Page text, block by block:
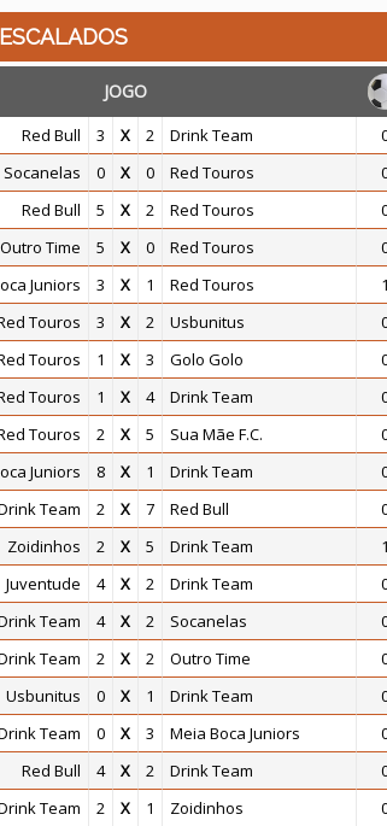
JOGO
Red Bull 3 X 2 Drink Team
Socanelas 0 X 0 Red Touros
Red Bull 5 X 2 Red Touros
Outro Time 5 X 0 Red Touros
Juniors 3 X 1 Red Touros 1
Touros 3 X 2 Usbunitus
Touros 1 X 3 Golo Golo
Touros 1 X 4 Drink Team
Touros 2 X 5 Sua Mãe F.C.
Juniors 8 X 1 Drink Team
Team 2 X 7 Red Bull
Zoidinhos 2 X 5 Drink Team 1
Juventude 4 X 2 Drink Team
Team 4 X 2 Socanelas
Team 2 X 2 Outro Time
Usbunitus 0 X 1 Drink Team
Team 0 X 3 Meia Boca Juniors
Red Bull 4 X 2 Drink Team
Team 2 X 1 Zoidinhos